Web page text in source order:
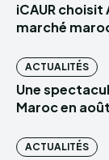
iCAUR choisit
marché
ACTUALITÉS
Une
Maroc en août
ACTUALITÉS